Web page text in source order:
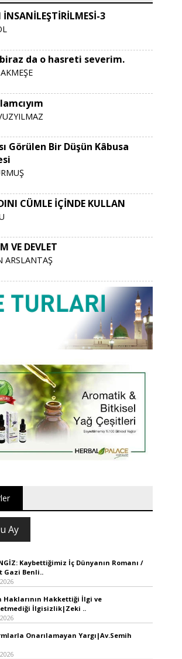
3
da o hasreti severim.
Görülen Bir Düşün Kâbusa
CÜMLE İÇİNDE KULLAN
VE DEVLET
ARSLANTAŞ
Ay
Kaybettiğimiz İç Dünyanın Romanı /
Gazi Benli..
Haklarının Hakkettiği İlgi ve
İlgisizlik|Zeki ..
Onarılamayan Yargı|Av.Semih